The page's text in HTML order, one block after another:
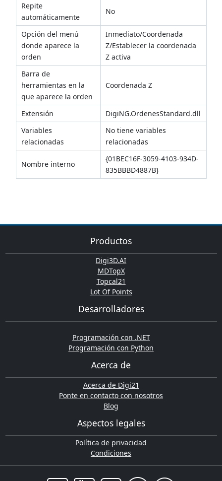
Repite
automáticamente
No
Opción del menú
donde aparece la
orden
Inmediato/Coordenada
Z/Establecer la coordenada
Z activa
Barra de
herramientas en la
que aparece la orden
Coordenada Z
Extensión
DigiNG.OrdenesStandard.dll
Variables
relacionadas
No tiene variables
relacionadas
Nombre interno
{01BEC16F-3059-4103-934D-
835BBBD4887B}
Productos
Digi3D.AI
MDTopX
Topcal21
Lot Of Points
Desarrolladores
Programación con .NET
Programación con Python
Acerca de
Acerca de Digi21
Ponte en contacto con nosotros
Blog
Aspectos legales
Política de privacidad
Condiciones